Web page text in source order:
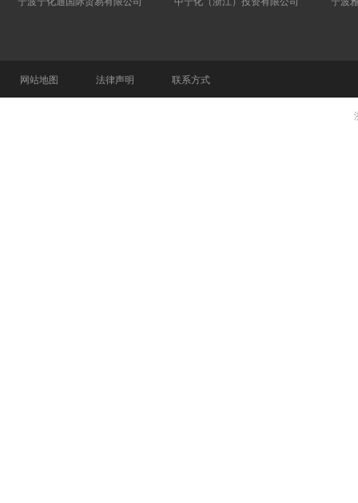
网站地图 法律声明 联系方式